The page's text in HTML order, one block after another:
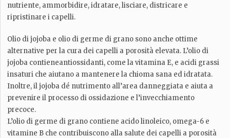
nutriente, ammorbidire, idratare, lisciare, districare e
ripristinare i capelli.
Olio di jojoba e olio di germe di grano sono anche ottime
alternative per la cura dei capelli a porosità elevata. L’olio di
jojoba contieneantiossidanti, come la vitamina E, e acidi grassi
insaturi che aiutano a mantenere la chioma sana ed idratata.
Inoltre, il jojoba dé nutrimento all’area danneggiata e aiuta a
prevenire il processo di ossidazione e l’invecchiamento
precoce.
L’olio di germe di grano contiene acido linoleico, omega-6 e
vitamine B che contribuiscono alla salute dei capelli a porosità